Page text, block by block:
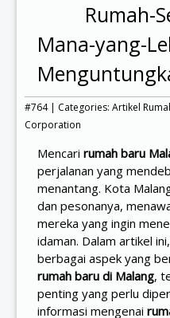
Rumah-
Mana-yang-
#764 | Categories: Artikel
Corporation
Mencari rumah baru
perjalanan yang
menantang. Kota
dan pesonanya,
mereka yang ingin
idaman. Dalam artikel
berbagai aspek yang
rumah baru di Malang,
penting yang perlu
informasi mengenai